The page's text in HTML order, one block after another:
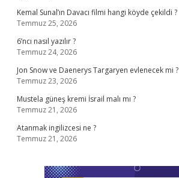
Kemal Sunal’ın Davacı filmi hangi köyde çekildi ?
Temmuz 25, 2026
6’ncı nasıl yazılır ?
Temmuz 24, 2026
Jon Snow ve Daenerys Targaryen evlenecek mi ?
Temmuz 23, 2026
Mustela güneş kremi İsrail malı mı ?
Temmuz 21, 2026
Atanmak ingilizcesi ne ?
Temmuz 21, 2026